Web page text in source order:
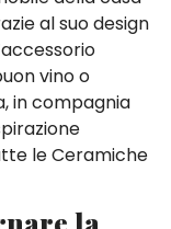
al suo design
vino o
in compagnia
le Ceramiche
la